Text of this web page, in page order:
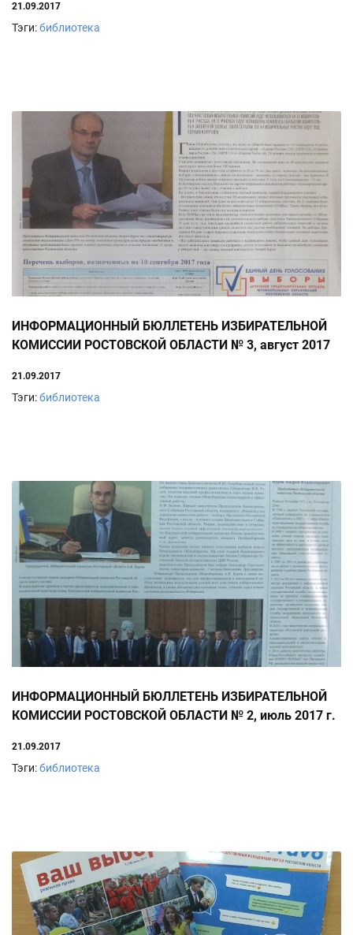
VII в Ростовской области 2016 г.
21.09.2017
Тэги:библиотека
ИНФОРМАЦИОННЫЙ БЮЛЛЕТЕНЬ ИЗБИРАТЕЛЬНОЙ
КОМИССИИ РОСТОВСКОЙ ОБЛАСТИ № 3, август 2017
21.09.2017
Тэги:библиотека
ИНФОРМАЦИОННЫЙ БЮЛЛЕТЕНЬ ИЗБИРАТЕЛЬНОЙ
КОМИССИИ РОСТОВСКОЙ ОБЛАСТИ № 2, июль 2017 г.
21.09.2017
Тэги:библиотека